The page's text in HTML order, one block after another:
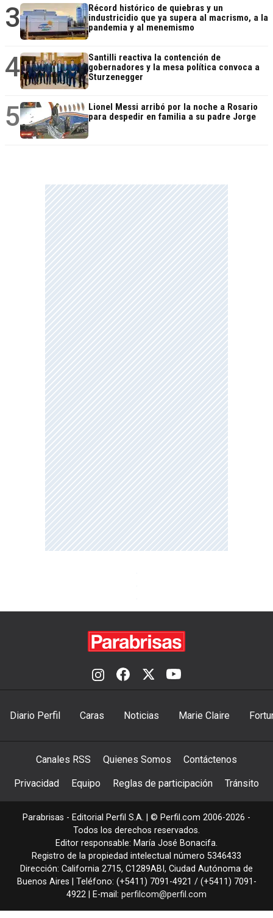
3
Récord histórico de quiebras y un
industricidio que ya supera al macrismo, a la
pandemia y al menemismo
4
Santilli reactiva la contención de
gobernadores y la mesa política convoca a
Sturzenegger
5
Lionel Messi arribó por la noche a Rosario
para despedir en familia a su padre Jorge
Diario Perfil Caras Noticias Marie Claire
Canales RSS Quienes Somos Contáctenos
Privacidad Equipo Reglas de participación Tránsito
Parabrisas - Editorial Perfil S.A. | © Perfil.com 2006-2026 -
Todos los derechos reservados.
Editor responsable: María José Bonacifa.
Registro de la propiedad intelectual número 5346433
Dirección: California 2715, C1289ABI , Ciudad Autónoma de
Buenos Aires | Teléfono: (+5411) 7091-4921 / (+5411) 7091-
4922 | E-mail: perfilcom@perfil.com